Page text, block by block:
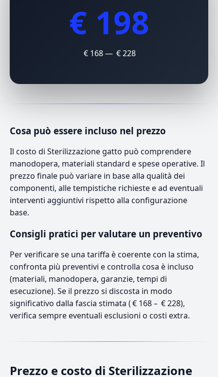
€ 198
€ 168 — € 228
Cosa può essere incluso nel prezzo
Il costo di Sterilizzazione gatto può comprendere
manodopera, materiali standard e spese operative. Il
prezzo finale può variare in base alla qualità dei
componenti, alle tempistiche richieste e ad eventuali
interventi aggiuntivi rispetto alla configurazione
base.
Consigli pratici per valutare un preventivo
Per verificare se una tariffa è coerente con la stima,
confronta più preventivi e controlla cosa è incluso
(materiali, manodopera, garanzie, tempi di
esecuzione). Se il prezzo si discosta in modo
significativo dalla fascia stimata ( € 168 – € 228),
verifica sempre eventuali esclusioni o costi extra.
Prezzo e costo di Sterilizzazione